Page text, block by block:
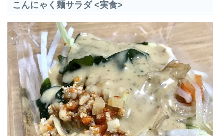
こんにゃく麺サラダ <実食>